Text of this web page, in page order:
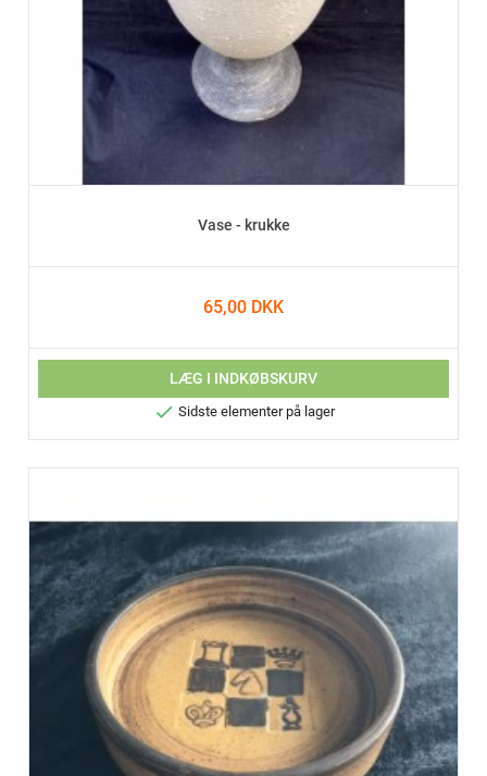
Vase - krukke
65,00 DKK
LÆG I INDKØBSKURV
 Sidste elementer på lager